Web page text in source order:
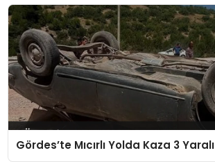
Gördes’te Mıcırlı Yolda Kaza 3 Yaralı